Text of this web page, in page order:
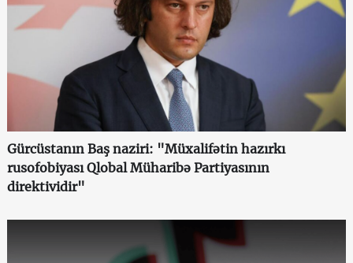
Gürcüstanın Baş naziri: "Müxalifətin hazırkı
rusofobiyası Qlobal Müharibə Partiyasının
direktividir"